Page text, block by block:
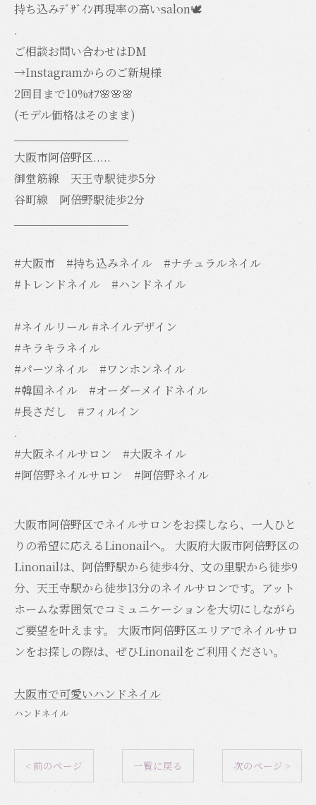
持ち込みﾃﾞｻﾞｲﾝ再現率の高いsalon🕊️
.
ご相談お問い合わせはDM
→Instagramからのご新規様
2回目まで10%ｵﾌ🌸🌸🌸
(モデル価格はそのまま)
__________________
大阪市阿倍野区.....
御堂筋線 天王寺駅徒歩5分
谷町線 阿倍野駅徒歩2分
#大阪市 #持ち込みネイル #ナチュラルネイル
#トレンドネイル #ハンドネイル
#ネイルリール #ネイルデザイン
#キラキラネイル
#パーツネイル #ワンホンネイル
#韓国ネイル #オーダーメイドネイル
#長さだし #フィルイン
.
#大阪ネイルサロン #大阪ネイル
#阿倍野ネイルサロン #阿倍野ネイル
大阪市阿倍野区でネイルサロンをお探しなら、一人ひと
りの希望に応えるLinonailへ。 大阪府大阪市阿倍野区の
Linonailは、阿倍野駅から徒歩4分、文の里駅から徒歩9
分、天王寺駅から徒歩13分のネイルサロンです。アット
ホームな雰囲気でコミュニケーションを大切にしながら
ご要望を叶えます。 大阪市阿倍野区エリアでネイルサロ
ンをお探しの際は、ぜひLinonailをご利用ください。
大阪市で可愛いハンドネイル
ハンドネイル
< 前のページ 一覧に戻る 次のページ >